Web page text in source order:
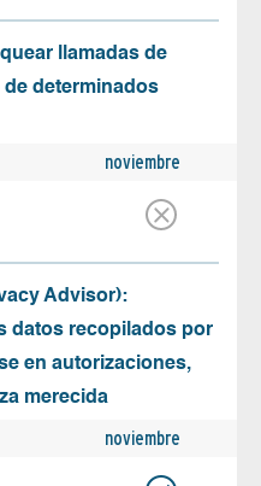
llamadas de
determinados
noviembre
Advisor):
datos recopilados por
en autorizaciones,
merecida
noviembre